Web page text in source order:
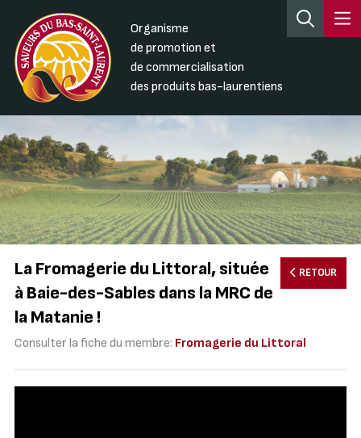
Organisme
de promotion et
de commercialisation
des produits bas-laurentiens
RETOUR
La Fromagerie du Littoral, située
à Baie-des-Sables dans la MRC de
la Matanie !
Consulter la fiche du membre: Fromagerie du Littoral